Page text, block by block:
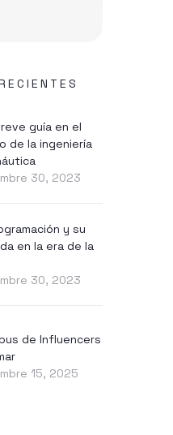
guía en el
de la ingeniería
30, 2023
y su
en la era de la
30, 2023
de Influencers
15, 2025